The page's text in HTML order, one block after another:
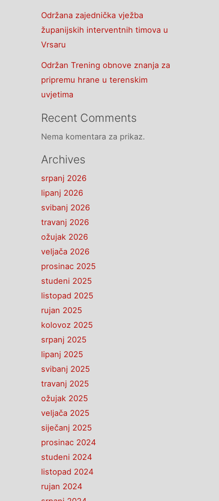
Održana zajednička vježba
županijskih interventnih timova u
Vrsaru
Održan Trening obnove znanja za
pripremu hrane u terenskim
uvjetima
Recent Comments
Nema komentara za prikaz.
Archives
srpanj 2026
lipanj 2026
svibanj 2026
travanj 2026
ožujak 2026
veljača 2026
prosinac 2025
studeni 2025
listopad 2025
rujan 2025
kolovoz 2025
srpanj 2025
lipanj 2025
svibanj 2025
travanj 2025
ožujak 2025
veljača 2025
siječanj 2025
prosinac 2024
studeni 2024
listopad 2024
rujan 2024